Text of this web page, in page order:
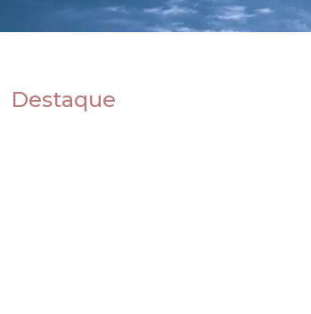
Destaque